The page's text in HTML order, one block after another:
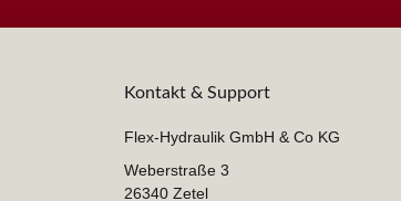
Kontakt & Support
Flex-Hydraulik GmbH & Co KG
Weberstraße 3
26340 Zetel